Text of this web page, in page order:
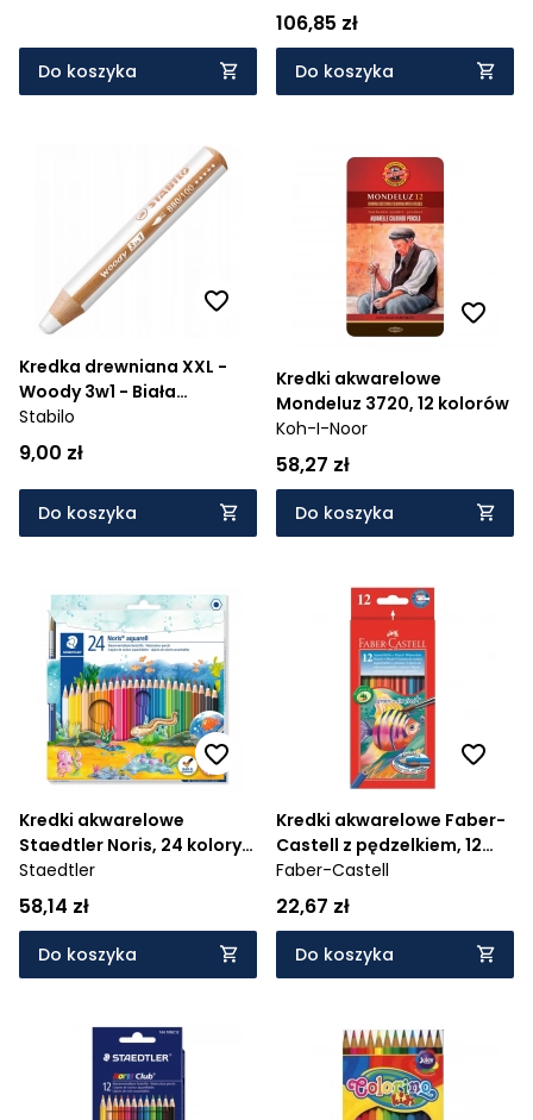
Do koszyka
106,85 zł
Do koszyka
Kredka drewniana XXL -
Woody 3w1 - Biała
(880/100)
Stabilo
9,00 zł
Do koszyka
Kredki akwarelowe
Mondeluz 3720, 12 kolorów
Koh-I-Noor
58,27 zł
Do koszyka
Kredki akwarelowe
Staedtler Noris, 24 kolory
(144 10NC24)
Staedtler
58,14 zł
Do koszyka
Kredki akwarelowe Faber-
Castell z pędzelkiem, 12
kolorów (114413)
Faber-Castell
22,67 zł
Do koszyka